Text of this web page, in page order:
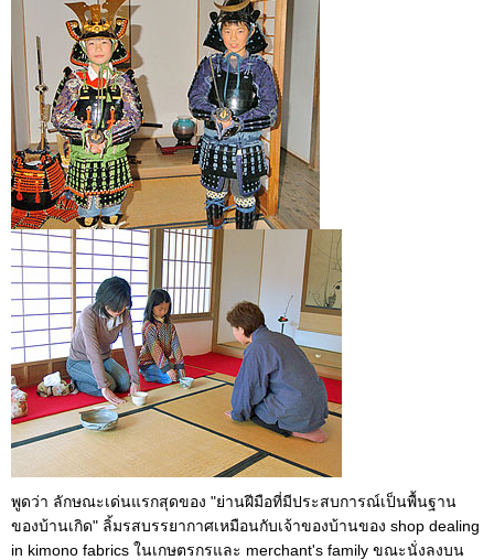
พูดว่า ลักษณะเด่นแรกสุดของ "ย่านฝีมือที่มีประสบการณ์เป็นพื้นฐาน
ของบ้านเกิด" ลิ้มรสบรรยากาศเหมือนกับเจ้าของบ้านของ shop dealing
in kimono fabrics ในเกษตรกรและ merchant's family ขณะนั่งลงบน